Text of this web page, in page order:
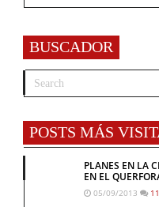
BUSCADOR
POSTS MÁS
PLANES EN LA
EN EL
05/09/2013 11